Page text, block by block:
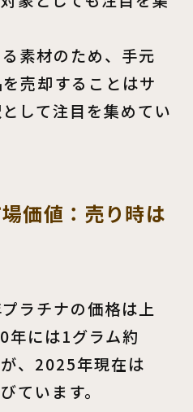
素材のため、手元
売却することはサ
して注目を集めてい
価値：売り時は
ラチナの価格は上
年には1グラム約
、2025年現在は
ています。